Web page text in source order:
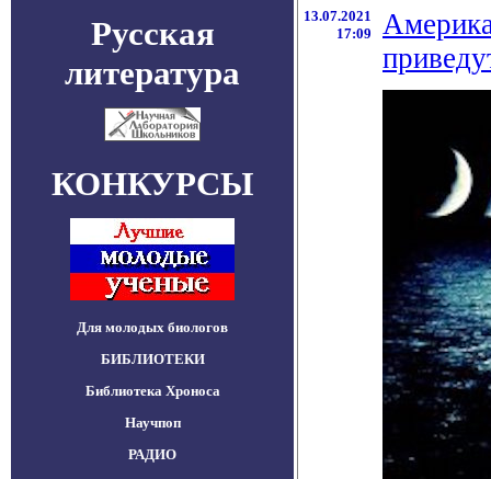
Русская
литература
КОНКУРСЫ
Для молодых биологов
БИБЛИОТЕКИ
Библиотека Хроноса
Научпоп
РАДИО
13.07.2021
17:09